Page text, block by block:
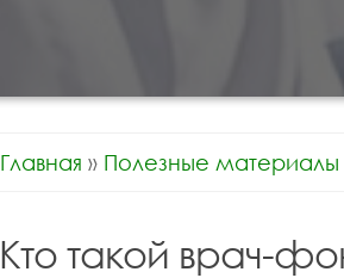
Главная » Полезные материалы
Кто такой врач-